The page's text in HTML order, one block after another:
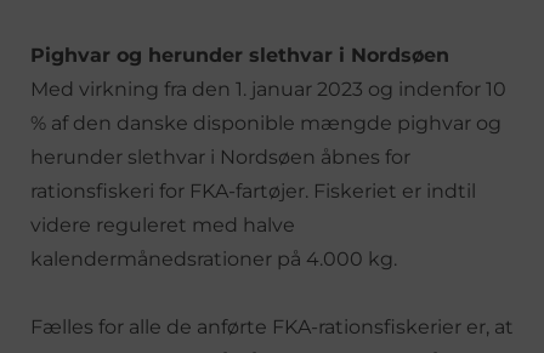
Pighvar og herunder slethvar i Nordsøen
Med virkning fra den 1. januar 2023 og indenfor 10
% af den danske disponible mængde pighvar og
herunder slethvar i Nordsøen åbnes for
rationsfiskeri for FKA-fartøjer. Fiskeriet er indtil
videre reguleret med halve
kalendermånedsrationer på 4.000 kg.
Fælles for alle de anførte FKA-rationsfiskerier er, at